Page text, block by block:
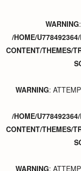
WARNING
/HOME/
CONTENT/THEMES/
WARNING:
/HOME/
CONTENT/THEMES/
WARNING: